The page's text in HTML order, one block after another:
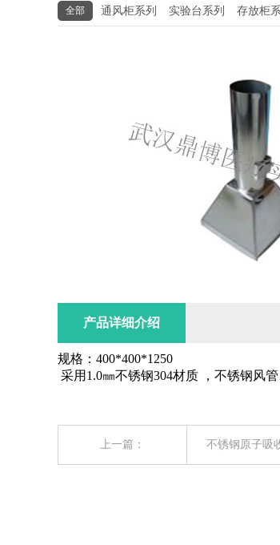
全部 通风柜系列 实验台系列 存放柜
产品详细介绍
规格：400*400*1250
采用1.0㎜不锈钢304材质 ，不锈钢风
上一篇： 不锈钢原子吸